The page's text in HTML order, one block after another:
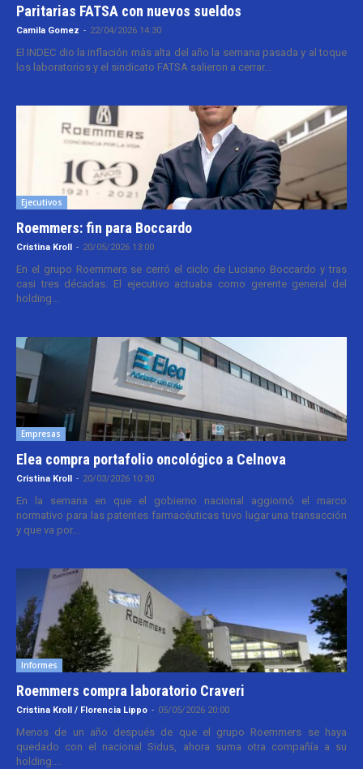
Paritarias FATSA con nuevos sueldos
Camila Gomez - 22/04/2026 14:30
El INDEC dio la inflación más alta del año la semana pasada y al toque
los laboratorios y el sindicato FATSA salieron a cerrar...
Ejecutivos
Roemmers: fin para Boccardo
Cristina Kroll - 20/05/2026 13:00
En el grupo Roemmers se cerró el ciclo de Luciano Boccardo y tras
casi tres décadas. El ejecutivo actuaba como gerente general del
holding...
Empresas
Elea compra portafolio oncológico a Celnova
Cristina Kroll - 20/03/2026 10:30
En la semana en que el gobierno nacional aggiornó el marco
normativo para las patentes farmacéuticas tuvo lugar una transacción
y que va por...
Informes
Roemmers compra laboratorio Craveri
Cristina Kroll / Florencia Lippo - 05/05/2026 20:00
Menos de un año después de que el grupo Roemmers se haya
quedado con el nacional Sidus, ahora suma otra compañía a su
holding....